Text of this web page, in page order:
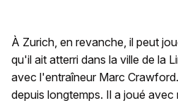
À Zurich, en revanche, il peut
qu'il ait atterri dans la ville de la
avec l'entraîneur Marc
depuis longtemps. Il a joué avec